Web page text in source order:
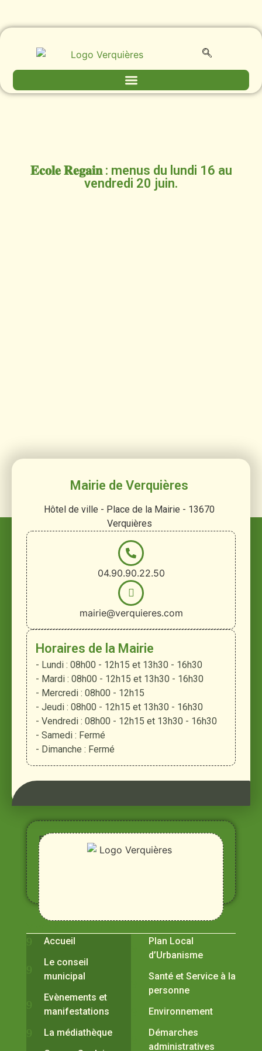
𝐄𝐜𝐨𝐥𝐞 𝐑𝐞𝐠𝐚𝐢𝐧 : menus du lundi 16 au
vendredi 20 juin.
Mairie de Verquières
Hôtel de ville - Place de la Mairie - 13670
Verquières
04.90.90.22.50
mairie@verquieres.com
Horaires de la Mairie
- Lundi : 08h00 - 12h15 et 13h30 - 16h30
- Mardi : 08h00 - 12h15 et 13h30 - 16h30
- Mercredi : 08h00 - 12h15
- Jeudi : 08h00 - 12h15 et 13h30 - 16h30
- Vendredi : 08h00 - 12h15 et 13h30 - 16h30
- Samedi : Fermé
- Dimanche : Fermé
Entre
Rhône,
Alpilles
et
Durance
Accueil
Le conseil
municipal
Evènements et
manifestations
La médiathèque
Plan Local
d’Urbanisme
Santé et Service à la
personne
Environnement
Démarches
administratives